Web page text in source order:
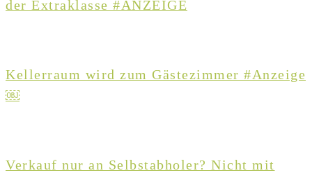
der Extraklasse #ANZEIGE
Kellerraum wird zum Gästezimmer #Anzeige
￼
Verkauf nur an Selbstabholer? Nicht mit